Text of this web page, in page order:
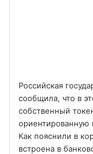
Российская
сообщила, что в
собственный
ориентированную
Как пояснили в
встроена в